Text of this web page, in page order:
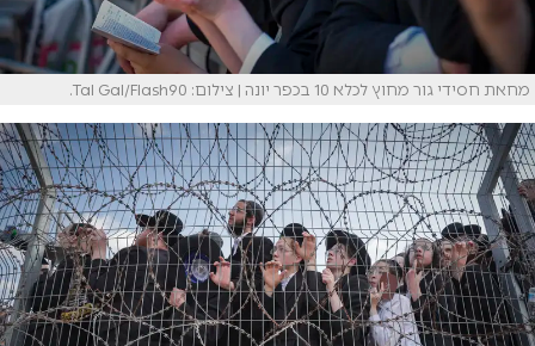
מחאת חסידי גור מחוץ לכלא 10 בכפר יונה | צילום: Tal Gal/Flash90.